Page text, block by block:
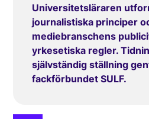
Universitetsläraren
journalistiska principer
mediebranschens
yrkesetiska regler.
självständig ställning
fackförbundet SULF.